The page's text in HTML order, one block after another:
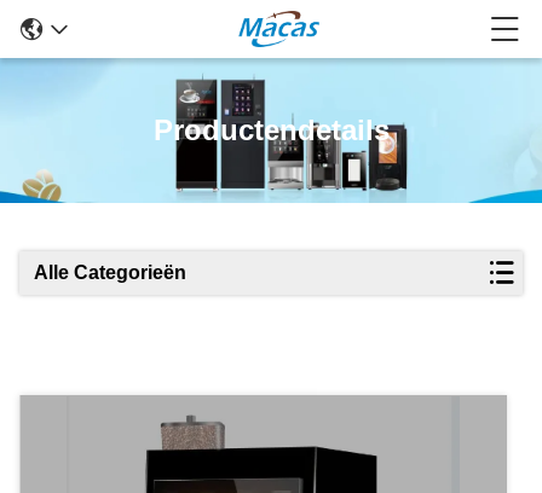
Productendetails
Alle Categorieën